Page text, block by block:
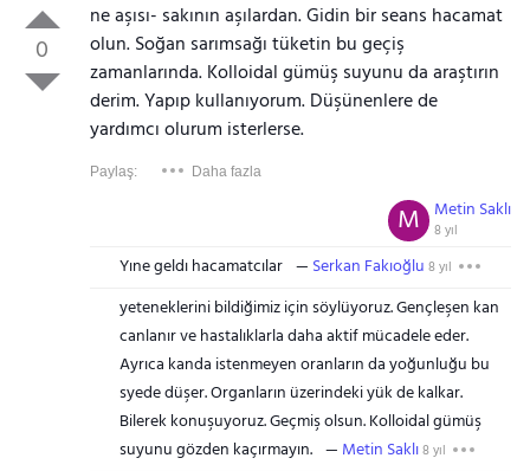
0
ne aşısı- sakının aşılardan. Gidin bir seans hacamat
olun. Soğan sarımsağı tüketin bu geçiş
zamanlarında. Kolloidal gümüş suyunu da araştırın
derim. Yapıp kullanıyorum. Düşünenlere de
yardımcı olurum isterlerse.
Paylaş: Daha fazla
Metin Saklı
8 yıl
M
Yıne geldı hacamatcılar Serkan Fakıoğlu 8 yıl
yeteneklerini bildiğimiz için söylüyoruz. Gençleşen kan
canlanır ve hastalıklarla daha aktif mücadele eder.
Ayrıca kanda istenmeyen oranların da yoğunluğu bu
syede düşer. Organların üzerindeki yük de kalkar.
Bilerek konuşuyoruz. Geçmiş olsun. Kolloidal gümüş
suyunu gözden kaçırmayın.
Metin Saklı8 yıl